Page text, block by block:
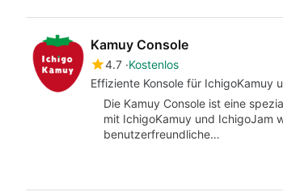
Kamuy Console
4.7 Kostenlos
Effiziente Konsole für IchigoKamuy
Die Kamuy Console ist eine
mit IchigoKamuy und IchigoJam
benutzerfreundliche…